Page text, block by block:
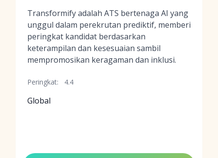
Transformify adalah ATS bertenaga AI yang
unggul dalam perekrutan prediktif, memberi
peringkat kandidat berdasarkan
keterampilan dan kesesuaian sambil
mempromosikan keragaman dan inklusi.
Peringkat: 4.4
Global